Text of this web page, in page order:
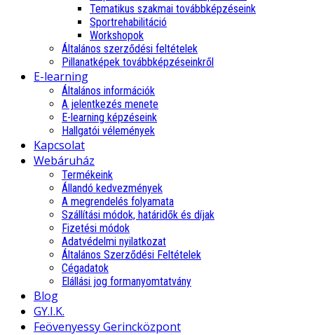
Tematikus szakmai továbbképzéseink
Sportrehabilitáció
Workshopok
Általános szerződési feltételek
Pillanatképek továbbképzéseinkről
E-learning
Általános információk
A jelentkezés menete
E-learning képzéseink
Hallgatói vélemények
Kapcsolat
Webáruház
Termékeink
Állandó kedvezmények
A megrendelés folyamata
Szállítási módok, határidők és díjak
Fizetési módok
Adatvédelmi nyilatkozat
Általános Szerződési Feltételek
Cégadatok
Elállási jog formanyomtatvány
Blog
GY.I.K.
Feövenyessy Gerincközpont